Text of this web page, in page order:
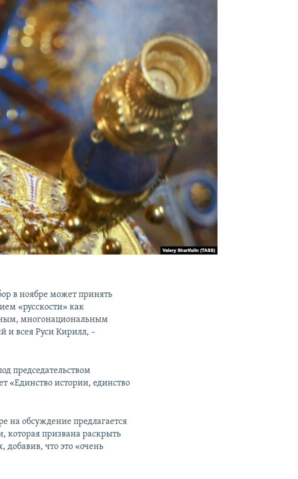
в ноябре может принять
«русскости» как
многонациональным
и всея Руси Кирилл, –
председательством
«Единство истории, единство
на обсуждение предлагается
которая призвана раскрыть
добавив, что это «очень